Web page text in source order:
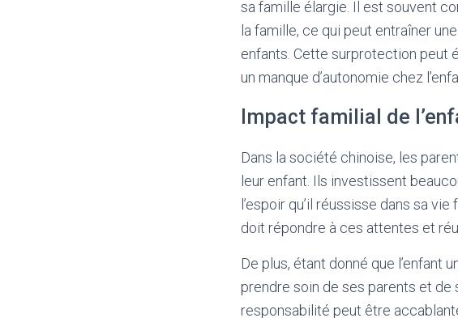
sa famille élargie. Il est souvent
la famille, ce qui peut entraîner
enfants. Cette surprotection peut
un manque d’autonomie chez
Impact familial de
Dans la société chinoise, les
leur enfant. Ils investissent
l’espoir qu’il réussisse dans sa
doit répondre à ces attentes et
De plus, étant donné que l’enfant
prendre soin de ses parents et de
responsabilité peut être